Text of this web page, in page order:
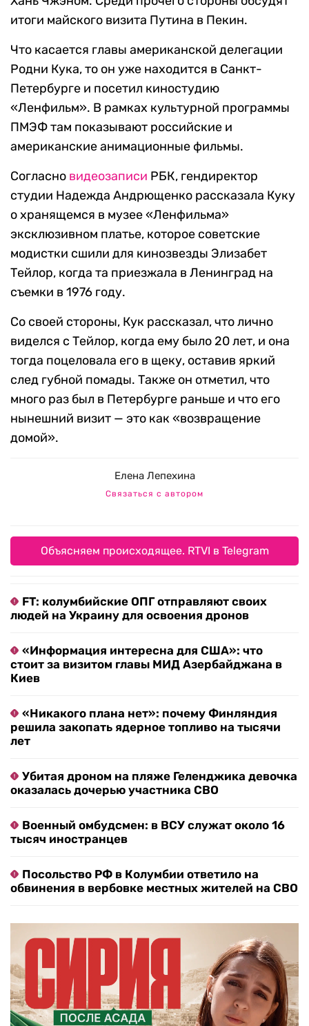
итоги майского визита Путина в Пекин.
Что касается главы американской делегации
Родни Кука, то он уже находится в Санкт-
Петербурге и посетил киностудию
«Ленфильм». В рамках культурной программы
ПМЭФ там показывают российские и
американские анимационные фильмы.
Согласно видеозаписи РБК, гендиректор
студии Надежда Андрющенко рассказала Куку
о хранящемся в музее «Ленфильма»
эксклюзивном платье, которое советские
модистки сшили для кинозвезды Элизабет
Тейлор, когда та приезжала в Ленинград на
съемки в 1976 году.
Со своей стороны, Кук рассказал, что лично
виделся с Тейлор, когда ему было 20 лет, и она
тогда поцеловала его в щеку, оставив яркий
след губной помады. Также он отметил, что
много раз был в Петербурге раньше и что его
нынешний визит — это как «возвращение
домой».
Елена Лепехина
Связаться с автором
Объясняем происходящее. RTVI в Telegram
FT: колумбийские ОПГ отправляют своих
людей на Украину для освоения дронов
«Информация интересна для США»: что
стоит за визитом главы МИД Азербайджана в
Киев
«Никакого плана нет»: почему Финляндия
решила закопать ядерное топливо на тысячи
лет
Убитая дроном на пляже Геленджика девочка
оказалась дочерью участника СВО
Военный омбудсмен: в ВСУ служат около 16
тысяч иностранцев
Посольство РФ в Колумбии ответило на
обвинения в вербовке местных жителей на СВО